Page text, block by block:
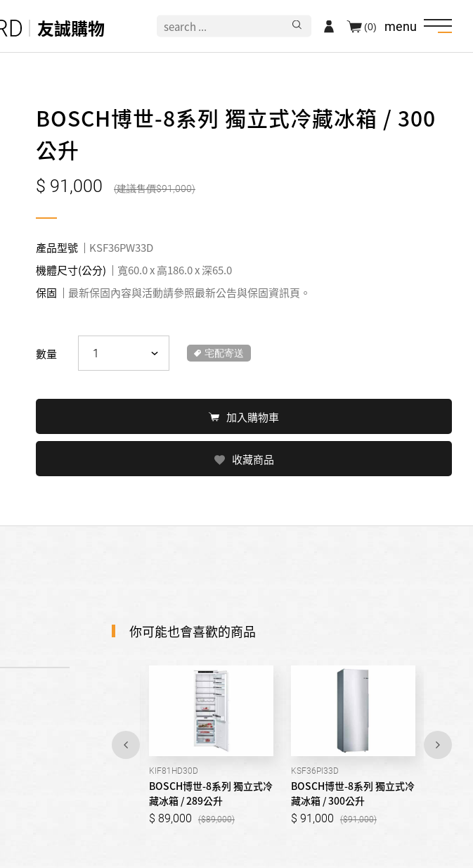
友誠購物 menu
(0)
BOSCH博世-8系列 獨立式冷藏冰箱 / 300
公升
91,000 91,000
產品型號
KSF36PW33D
機體尺寸(公分)
寬60.0 x 高186.0 x 深65.0
保固
最新保固內容與活動請參照最新公告與保固資訊頁。
數量 宅配寄送
加入購物車
收藏商品
你可能也會喜歡的商品
KIF81HD30D
BOSCH博世-8系列 獨立式冷
藏冰箱 / 289公升
89,000 89,000
KSF36PI33D
BOSCH博世-8系列 獨立式冷
藏冰箱 / 300公升
91,000 91,000